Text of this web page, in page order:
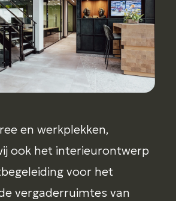
en werkplekken,
ook het interieurontwerp
voor het
vergaderruimtes van